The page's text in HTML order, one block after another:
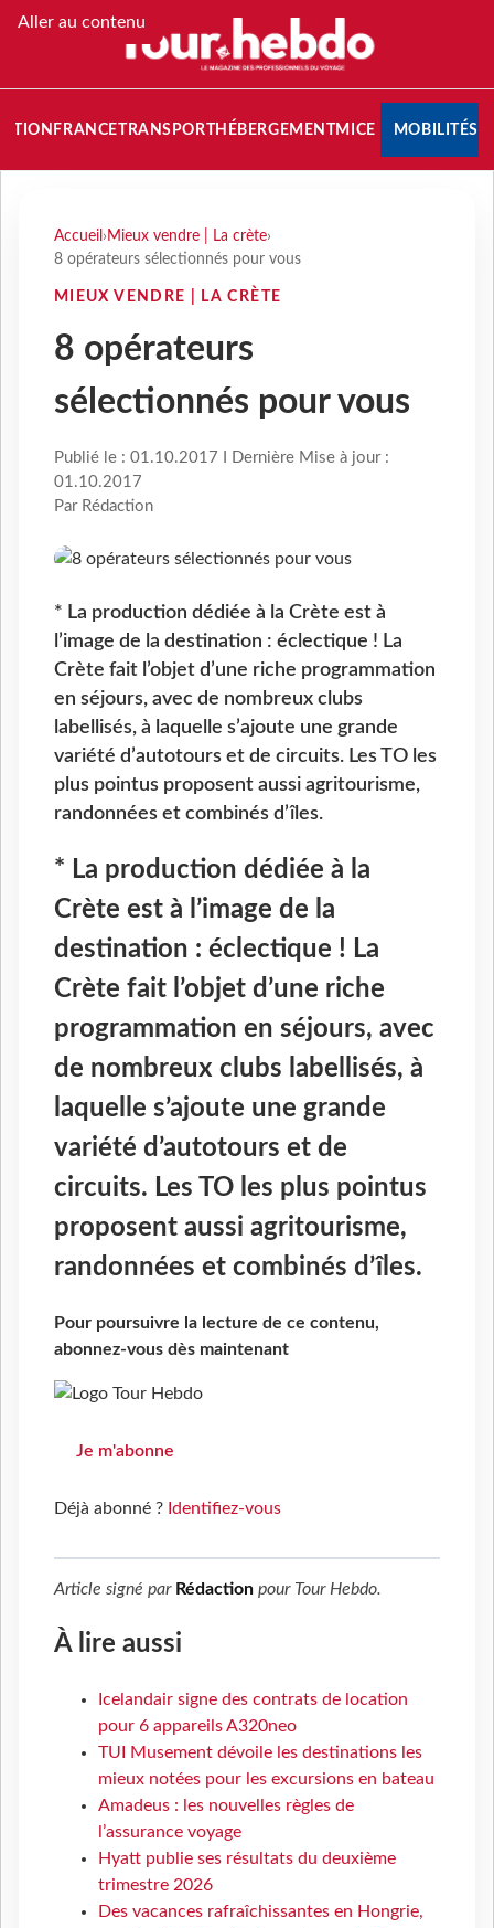
Aller au contenu
FRANCETRANSPORT HÉBERGEMENTMICE MOBILITÉS
Accueil › Mieux vendre | La crète›
8 opérateurs sélectionnés pour vous
MIEUX VENDRE | LA CRÈTE
8 opérateurs
sélectionnés pour vous
Publié le : 01.10.2017 I Dernière Mise à jour :
01.10.2017
Par Rédaction
* La production dédiée à la Crète est à
l’image de la destination : éclectique ! La
Crète fait l’objet d’une riche programmation
en séjours, avec de nombreux clubs
labellisés, à laquelle s’ajoute une grande
variété d’autotours et de circuits. Les TO les
plus pointus proposent aussi agritourisme,
randonnées et combinés d’îles.
* La production dédiée à la
Crète est à l’image de la
destination : éclectique ! La
Crète fait l’objet d’une riche
programmation en séjours, avec
de nombreux clubs labellisés, à
laquelle s’ajoute une grande
variété d’autotours et de
circuits. Les TO les plus pointus
proposent aussi agritourisme,
randonnées et combinés d’îles.
Pour poursuivre la lecture de ce contenu,
abonnez-vous dès maintenant
Je m'abonne
Déjà abonné ? Identifiez-vous
Article signé par Rédaction pour Tour Hebdo.
À lire aussi
Icelandair signe des contrats de location
pour 6 appareils A320neo
TUI Musement dévoile les destinations les
mieux notées pour les excursions en bateau
Amadeus : les nouvelles règles de
l’assurance voyage
Hyatt publie ses résultats du deuxième
trimestre 2026
Des vacances rafraîchissantes en Hongrie,